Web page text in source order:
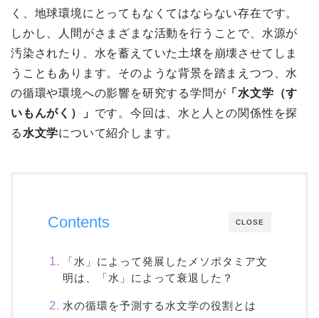
く、地球環境にとってもなくてはならない存在です。
しかし、人間がさまざまな活動を行うことで、水源が
汚染されたり、水を蓄えていた土壌を崩壊させてしま
うこともあります。そのような背景を踏まえつつ、水
の循環や環境への影響を研究する学問が 「水文学（す
いもんがく）」 です。今回は、水と人との関係性を探
る 水文学について紹介します。
CLOSE
Contents
「水」によって発展したメソポタミア文
明は、「水」によって衰退した？
水の循環を予測する水文学の役割とは